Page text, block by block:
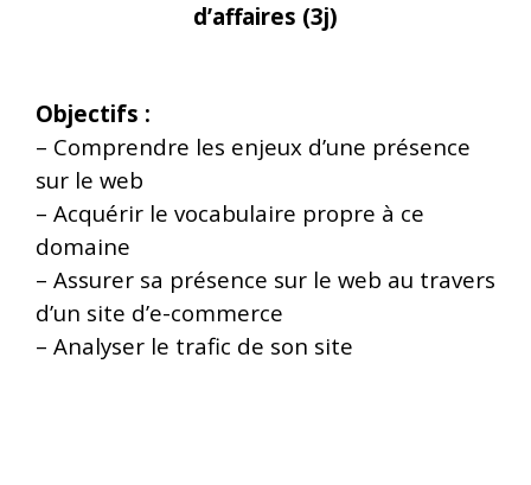
d’affaires (3j)
Objectifs :
– Comprendre les enjeux d’une présence
sur le web
– Acquérir le vocabulaire propre à ce
domaine
– Assurer sa présence sur le web au travers
d’un site d’e-commerce
– Analyser le trafic de son site